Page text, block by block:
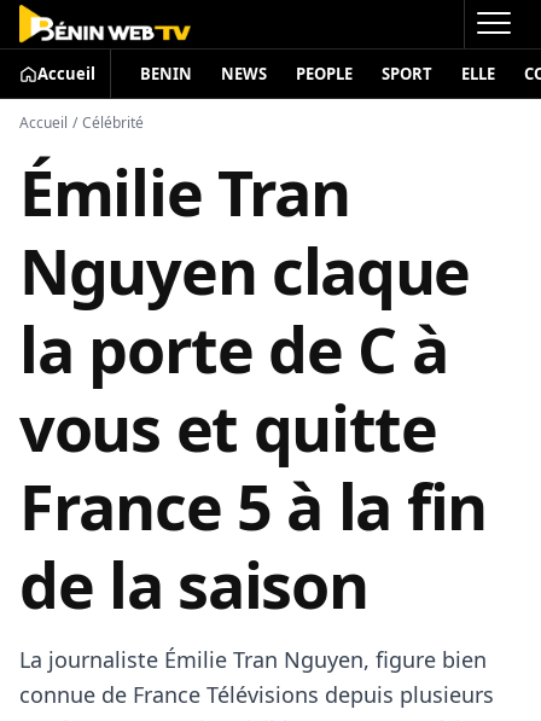
Accueil BENIN NEWS PEOPLE SPORT ELLE
Accueil / Célébrité
Émilie Tran
Nguyen claque
la porte de C à
vous et quitte
France 5 à la fin
de la saison
La journaliste Émilie Tran Nguyen, figure bien
connue de France Télévisions depuis plusieurs